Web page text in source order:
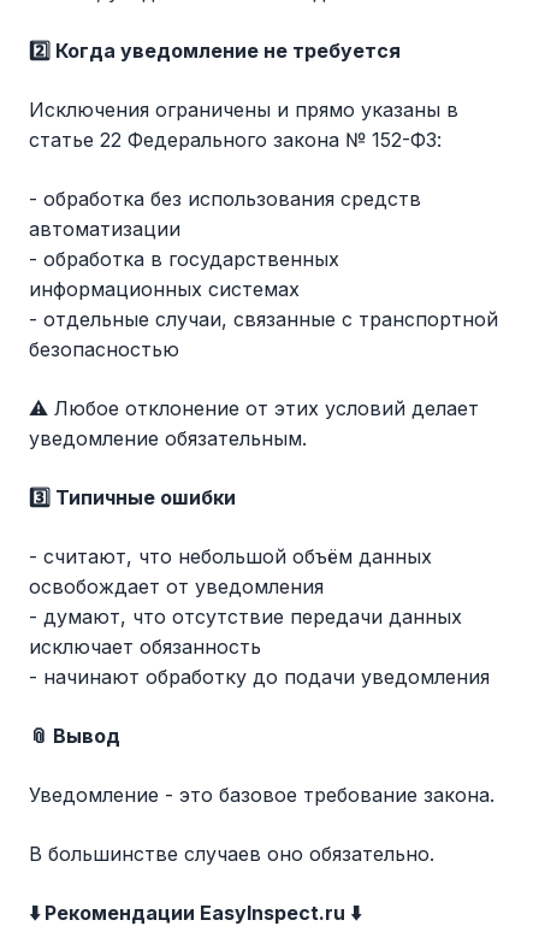
2️⃣ Когда уведомление не требуется
Исключения ограничены и прямо указаны в
статье 22 Федерального закона № 152-ФЗ:
- обработка без использования средств
автоматизации
- обработка в государственных
информационных системах
- отдельные случаи, связанные с транспортной
безопасностью
⚠️ Любое отклонение от этих условий делает
уведомление обязательным.
3️⃣ Типичные ошибки
- считают, что небольшой объём данных
освобождает от уведомления
- думают, что отсутствие передачи данных
исключает обязанность
- начинают обработку до подачи уведомления
📎 Вывод
Уведомление - это базовое требование закона.
В большинстве случаев оно обязательно.
⬇️ Рекомендации EasyInspect.ru ⬇️